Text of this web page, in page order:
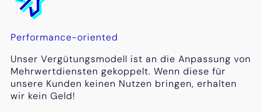
Performance-oriented
Unser Vergütungsmodell ist an die Anpassung von
Mehrwertdiensten gekoppelt. Wenn diese für
unsere Kunden keinen Nutzen bringen, erhalten
wir kein Geld!